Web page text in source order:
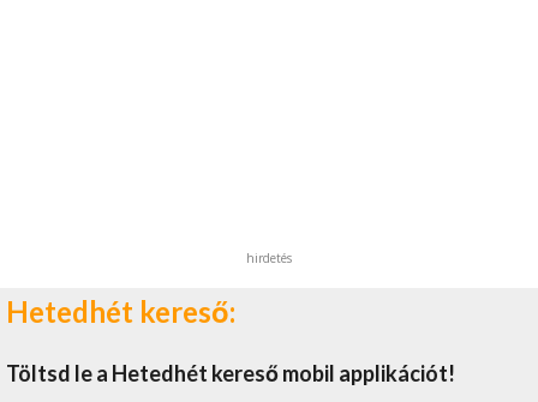
hirdetés
Hetedhét kereső:
Töltsd le a Hetedhét kereső mobil applikációt!